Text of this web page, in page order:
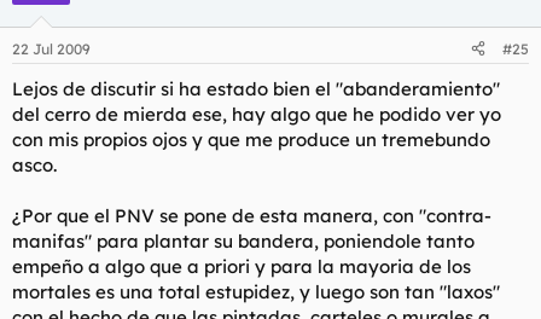
22 Jul 2009 #25
Lejos de discutir si ha estado bien el "abanderamiento"
del cerro de mierda ese, hay algo que he podido ver yo
con mis propios ojos y que me produce un tremebundo
asco.
¿Por que el PNV se pone de esta manera, con "contra-
manifas" para plantar su bandera, poniendole tanto
empeño a algo que a priori y para la mayoria de los
mortales es una total estupidez, y luego son tan "laxos"